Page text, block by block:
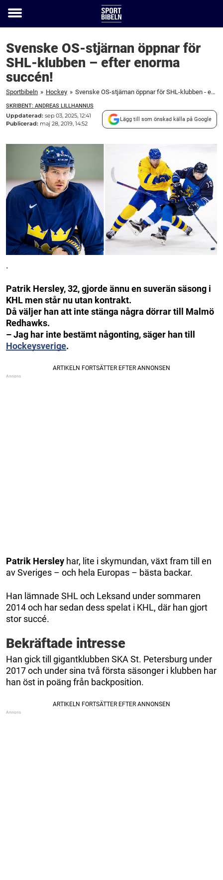
Toggle
Svenske OS-stjärnan öppnar för
SHL-klubben – efter enorma
succén!
Sportbibeln » Hockey » Svenske OS-stjärnan öppnar för SHL-klubben - efter enorma succén!
SKRIBENT: ANDREAS LILLHANNUS
Uppdaterad: sep 03, 2025, 12:41
Publicerad: maj 28, 2019, 14:52
Lägg till som önskad källa på Google
.
Patrik Hersley, 32, gjorde ännu en suverän säsong i
KHL men står nu utan kontrakt.
Då väljer han att inte stänga några dörrar till Malmö
Redhawks.
– Jag har inte bestämt någonting, säger han till
Hockeysverige.
Patrik Hersley har, lite i skymundan, växt fram till en
av Sveriges – och hela Europas – bästa backar.
Han lämnade SHL och Leksand under sommaren
2014 och har sedan dess spelat i KHL, där han gjort
stor succé.
Bekräftade intresse
Han gick till gigantklubben SKA St. Petersburg under
2017 och under sina två första säsonger i klubben har
han öst in poäng från backposition.